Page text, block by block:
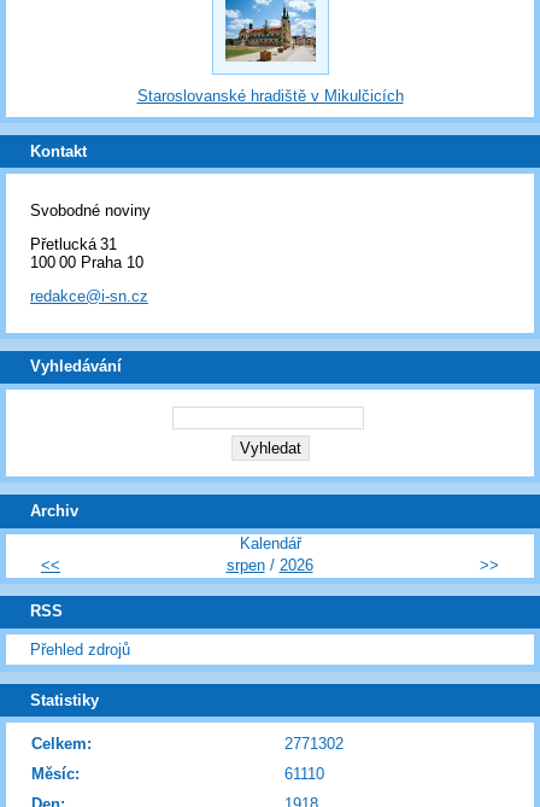
Staroslovanské hradiště v Mikulčicích
Kontakt
Svobodné noviny
Přetlucká 31
100 00 Praha 10
redakce@i-sn.cz
Vyhledávání
Archiv
Kalendář
<<
srpen/ 2026 >>
RSS
Přehled zdrojů
Statistiky
Celkem:
2771302
Měsíc:
61110